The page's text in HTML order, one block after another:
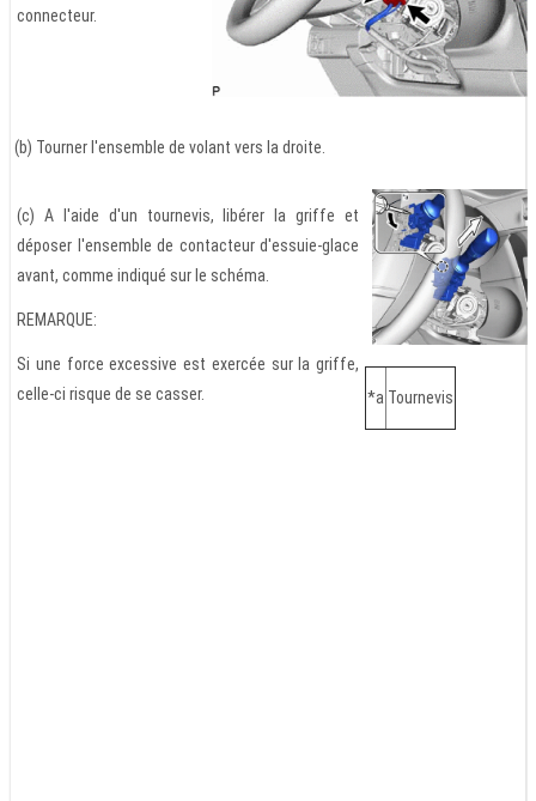
connecteur.
(b) Tourner l'ensemble de volant vers la droite.
(c) A l'aide d'un tournevis, libérer la griffe et
déposer l'ensemble de contacteur d'essuie-glace
avant, comme indiqué sur le schéma.
REMARQUE:
Si une force excessive est exercée sur la griffe,
celle-ci risque de se casser.
*a Tournevis